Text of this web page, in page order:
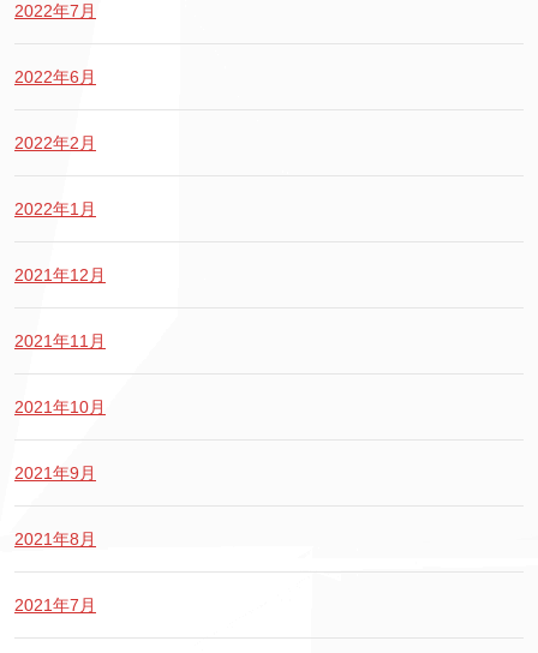
2022年7月
2022年6月
2022年2月
2022年1月
2021年12月
2021年11月
2021年10月
2021年9月
2021年8月
2021年7月